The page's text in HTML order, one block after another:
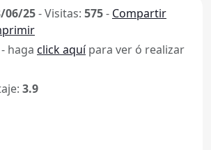
06/25-Visitas: 575- Compartir
- haga click aquípara ver ó realizar
3.9